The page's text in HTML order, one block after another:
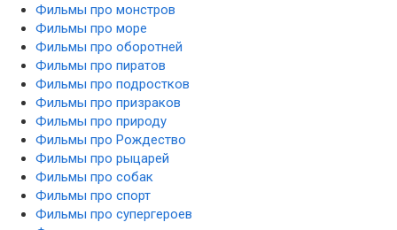
Фильмы про монстров
Фильмы про море
Фильмы про оборотней
Фильмы про пиратов
Фильмы про подростков
Фильмы про призраков
Фильмы про природу
Фильмы про Рождество
Фильмы про рыцарей
Фильмы про собак
Фильмы про спорт
Фильмы про супергероев